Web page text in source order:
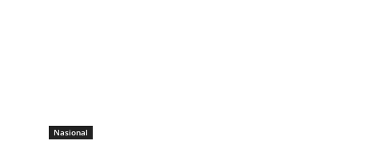
Nasional